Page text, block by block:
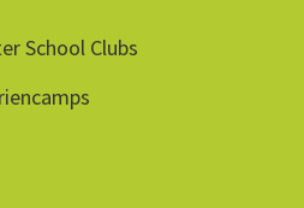
School Clubs